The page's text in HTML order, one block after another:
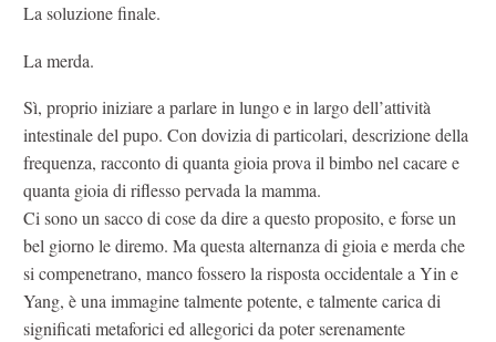
La soluzione finale.
La merda.
Sì, proprio iniziare a parlare in lungo e in largo dell’attività
intestinale del pupo. Con dovizia di particolari, descrizione della
frequenza, racconto di quanta gioia prova il bimbo nel cacare e
quanta gioia di riflesso pervada la mamma.
Ci sono un sacco di cose da dire a questo proposito, e forse un
bel giorno le diremo. Ma questa alternanza di gioia e merda che
si compenetrano, manco fossero la risposta occidentale a Yin e
Yang, è una immagine talmente potente, e talmente carica di
significati metaforici ed allegorici da poter serenamente